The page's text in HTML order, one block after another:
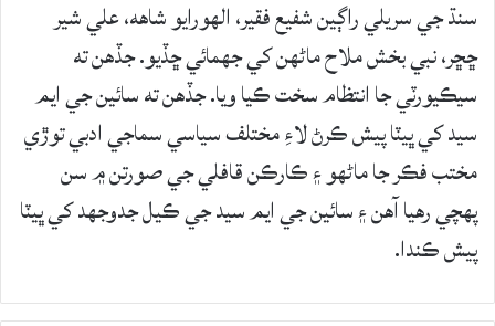
سنڌ جي سريلي راڳين شفيع فقير، الھورايو شاهه، علي شير
ڇڇر، نبي بخش ملاح ماڻهن کي جھمائي ڇڏيو. جڏهن ته
سيڪيورٽي جا انتظام سخت ڪيا ويا. جڏهن ته سائين جي ايم
سيد کي ڀيٽا پيش ڪرڻ لاءِ مختلف سياسي سماجي ادبي توڙي
مختب فڪر جا ماڻهو ۽ ڪارڪن قافلي جي صورتن ۾ سن
پھچي رھيا آھن ۽ سائين جي ايم سيد جي ڪيل جدوجهد کي ڀيٽا
پيش ڪندا.